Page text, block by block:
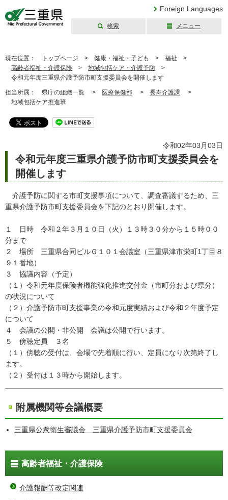
Foreign Languages
検索 メニュー
現在位置： トップページ > 健康・福祉・子ども > 福祉 >
高齢者福祉・介護保険 > 地域包括ケア・介護予防 >
令和元年度三重県介護予防市町支援委員会を開催します
担当所属： 県庁の組織一覧 > 医療保健部 > 長寿介護課 >
地域包括ケア推進班
令和02年03月03日
令和元年度三重県介護予防市町支援委員会を
開催します
介護予防に関する市町支援事項について、調査審議するため、三
重県介護予防市町支援委員会を下記のとおり開催します。
１ 日時 令和２年３月１０日（火）１３時３０分から１５時００
分まで
２ 場所 三重県合同ビルＧ１０１会議室（三重県津市栄町1丁目８
９１番地）
３ 協議内容（予定）
（１）令和元年度保険者機能強化推進交付金（市町分および県分）
の状況について
（２）介護予防市町支援事業の令和元度実績および令和２年度予定
について
４ 会議の公開・非公開 会議は公開で行います。
５ 傍聴定員 ３名
（１）傍聴の受付は、会場で先着順に行い、定員になり次第終了し
ます。
（２）受付は１３時から開始します。
附属機関等会議概要
三重県公衆衛生審議会 三重県介護予防市町支援委員会
高齢者福祉・介護保険
介護報酬等改定関連